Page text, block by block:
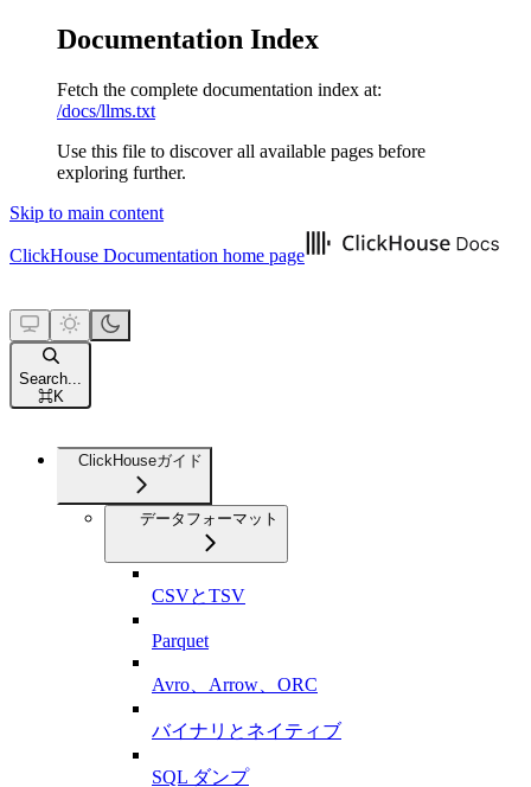
Documentation Index
Fetch the complete documentation index at:
/docs/llms.txt
Use this file to discover all available pages before
exploring further.
Skip to main content
ClickHouse Documentation home page
Search...
⌘K
ClickHouseガイド
データフォーマット
CSVとTSV
Parquet
Avro、Arrow、ORC
バイナリとネイティブ
SQL ダンプ